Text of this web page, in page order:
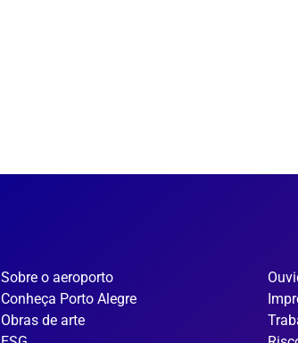
Sobre o aeroporto
Conheça Porto Alegre
Obras de arte